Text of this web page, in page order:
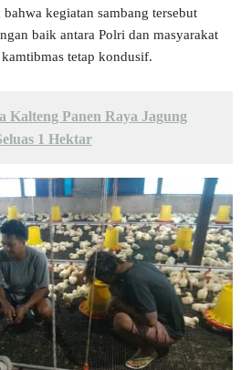
bahwa kegiatan sambang tersebut
baik antara Polri dan masyarakat
tetap kondusif.
Kalteng Panen Raya Jagung
1 Hektar